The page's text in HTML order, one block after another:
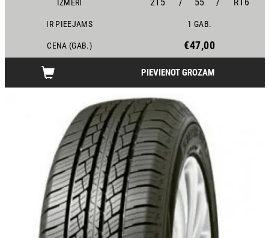
IZMĒRI 215 / 55 / R16
IR PIEEJAMS 1 GAB.
CENA (GAB.) €47,00
PIEVIENOT GROZAM